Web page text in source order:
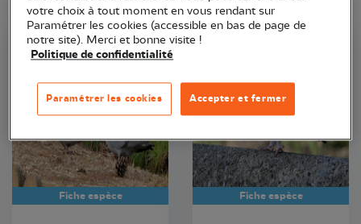
Fiche espèce Fiche espèce
votre choix à tout moment en vous rendant sur
Paramétrer les cookies (accessible en bas de page de
notre site). Merci et bonne visite !
Politique de confidentialité
Accepter et fermer
Paramétrer les cookies